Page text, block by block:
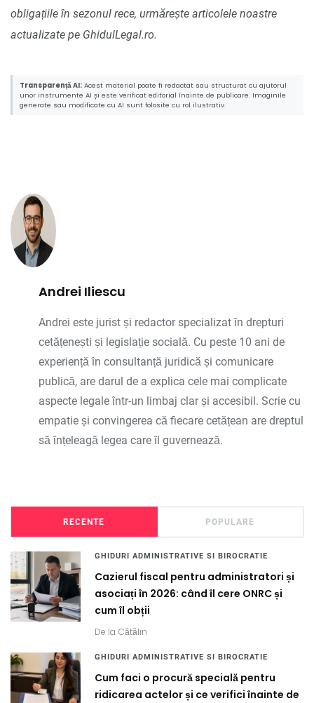
obligațiile în sezonul rece, urmărește articolele noastre
actualizate pe GhidulLegal.ro.
Transparență AI: Acest material poate fi redactat sau structurat cu ajutorul
unor instrumente AI și este verificat editorial înainte de publicare. Imaginile
generate sau modificate cu AI sunt folosite cu rol ilustrativ.
Andrei Iliescu
Andrei este jurist și redactor specializat în drepturi
cetățenești și legislație socială. Cu peste 10 ani de
experiență în consultanță juridică și comunicare
publică, are darul de a explica cele mai complicate
aspecte legale într-un limbaj clar și accesibil. Scrie cu
empatie și convingerea că fiecare cetățean are dreptul
să înțeleagă legea care îl guvernează.
RECENTE POPULARE
GHIDURI ADMINISTRATIVE SI BIROCRATIE
Cazierul fiscal pentru administratori și
asociați în 2026: când îl cere ONRC și
cum îl obții
De la Cătălin
GHIDURI ADMINISTRATIVE SI BIROCRATIE
Cum faci o procură specială pentru
ridicarea actelor și ce verifici înainte de